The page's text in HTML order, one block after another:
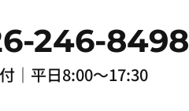
246-8498
｜平日8:00～17:30